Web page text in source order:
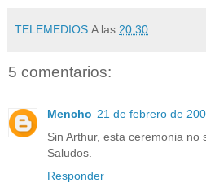
TELEMEDIOS A las 20:30
5 comentarios:
Mencho 21 de febrero de
Sin Arthur, esta ceremonia no
Saludos.
Responder